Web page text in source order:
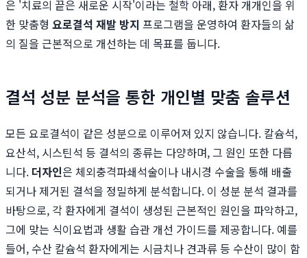
은 '치료의 끝은 새로운 시작'이라는 철학 아래, 환자 개개인을 위
한 맞춤형 요로결석 재발 방지 프로그램을 운영하여 환자들의 삶
의 질을 근본적으로 개선하는 데 목표를 둡니다.
결석 성분 분석을 통한 개인별 맞춤 솔루션
모든 요로결석이 같은 성분으로 이루어져 있지 않습니다. 칼슘석,
요산석, 시스틴석 등 결석의 종류는 다양하며, 그 원인 또한 다릅
니다. 더자인은 체외충격파쇄석술이나 내시경 수술을 통해 배출
되거나 제거된 결석을 정밀하게 분석합니다. 이 성분 분석 결과를
바탕으로, 각 환자에게 결석이 생성된 근본적인 원인을 파악하고,
그에 맞는 식이요법과 생활 습관 개선 가이드를 제공합니다. 예를
들어, 수산 칼슘석 환자에게는 시금치나 견과류 등 수산이 많이 함